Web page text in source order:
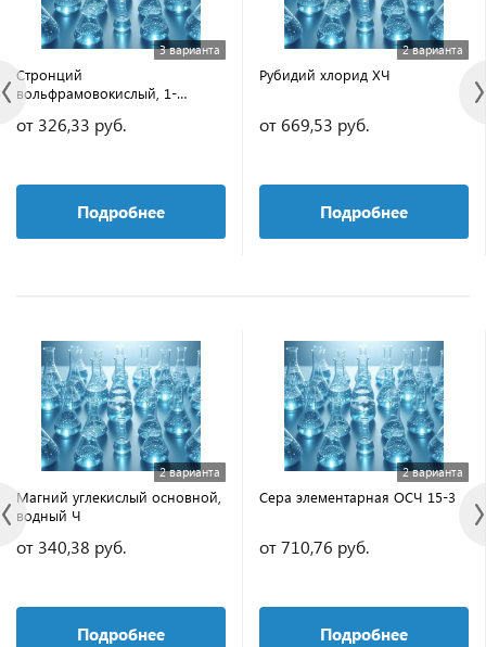
3 варианта
Стронций
вольфрамовокислый, 1-
от 326,33 руб.
Подробнее
2 варианта
Рубидий хлорид ХЧ
от 669,53 руб.
Подробнее
2 варианта
Магний углекислый основной,
водный Ч
от 340,38 руб.
Подробнее
2 варианта
Сера элементарная ОСЧ 15-3
от 710,76 руб.
Подробнее